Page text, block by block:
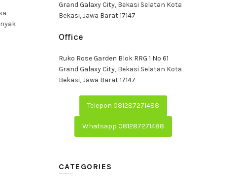
Grand Galaxy City, Bekasi Selatan Kota
Bekasi, Jawa Barat 17147
Office
Ruko Rose Garden Blok RRG 1 No 61
Grand Galaxy City, Bekasi Selatan Kota
Bekasi, Jawa Barat 17147
Telepon 081287271488
Whatsapp 081287271488
CATEGORIES